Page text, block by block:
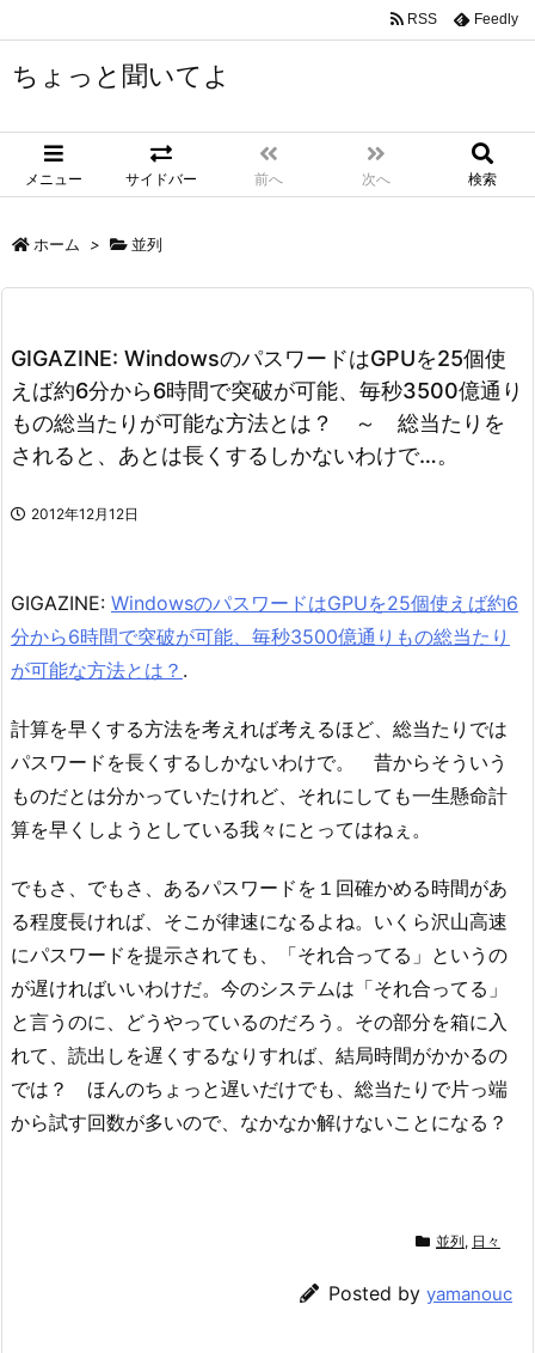
ちょっと聞いてよ
メニュー サイドバー 前へ 次へ 検索
RSS Feedly
ホーム > 並列
GIGAZINE: WindowsのパスワードはGPUを25個使
えば約6分から6時間で突破が可能、毎秒3500億通り
もの総当たりが可能な方法とは？ ～ 総当たりを
されると、あとは長くするしかないわけで…。
2012年12月12日
GIGAZINE: WindowsのパスワードはGPUを25個使えば約6
分から6時間で突破が可能、毎秒3500億通りもの総当たり
が可能な方法とは？ .
計算を早くする方法を考えれば考えるほど、総当たりでは
パスワードを長くするしかないわけで。 昔からそういう
ものだとは分かっていたけれど、それにしても一生懸命計
算を早くしようとしている我々にとってはねぇ。
でもさ、でもさ、あるパスワードを１回確かめる時間があ
る程度長ければ、そこが律速になるよね。いくら沢山高速
にパスワードを提示されても、「それ合ってる」というの
が遅ければいいわけだ。今のシステムは「それ合ってる」
と言うのに、どうやっているのだろう。その部分を箱に入
れて、読出しを遅くするなりすれば、結局時間がかかるの
では？ ほんのちょっと遅いだけでも、総当たりで片っ端
から試す回数が多いので、なかなか解けないことになる？
並列, 日々
Posted by yamanouc